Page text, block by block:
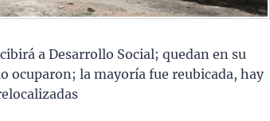
a Desarrollo Social; quedan en su
ocuparon; la mayoría fue reubicada, hay